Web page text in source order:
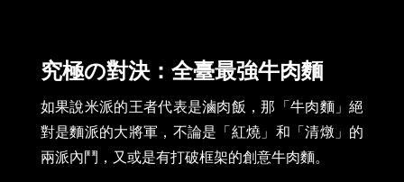
究極の對決：全臺最強牛肉麵
如果說米派的王者代表是滷肉飯，那「牛肉麵」絕
對是麵派的大將軍，不論是「紅燒」和「清燉」的
兩派內鬥，又或是有打破框架的創意牛肉麵。